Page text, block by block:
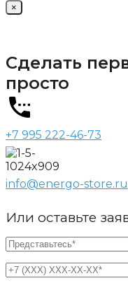
×
Сделать
просто
+7 995 222-46-73
info@energo-store.ru
Или оставьте